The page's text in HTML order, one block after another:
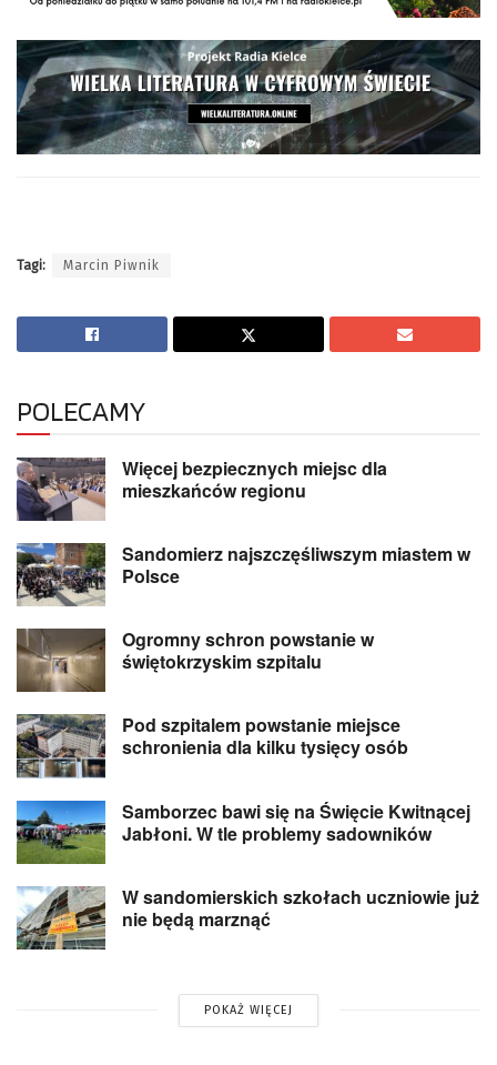
Tagi: Marcin Piwnik
POLECAMY
Więcej bezpiecznych miejsc dla
mieszkańców regionu
Sandomierz najszczęśliwszym miastem w
Polsce
Ogromny schron powstanie w
świętokrzyskim szpitalu
Pod szpitalem powstanie miejsce
schronienia dla kilku tysięcy osób
Samborzec bawi się na Święcie Kwitnącej
Jabłoni. W tle problemy sadowników
W sandomierskich szkołach uczniowie już
nie będą marznąć
POKAŻ WIĘCEJ